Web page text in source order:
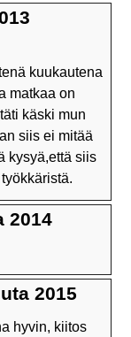
kuukautena
matkaa on
käski mun
siis ei mitää
kysyä,että siis
2014
2015
hyvin, kiitos